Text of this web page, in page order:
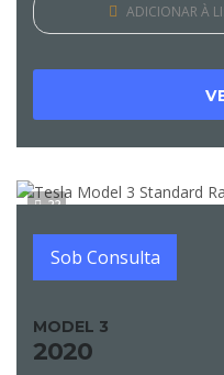
ADICIONAR À
22
Sob Consulta
MODEL 3
2020